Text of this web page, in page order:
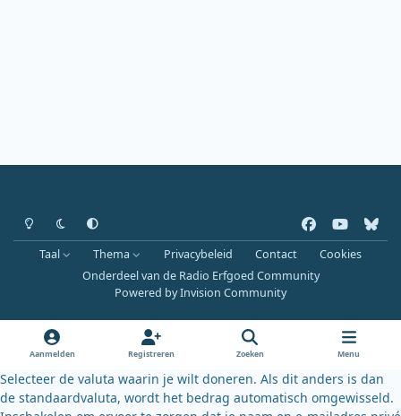
Heldere modus
Donkere modus
Systeemvoorkeur
a
c
e
k
o
u
b
l
u
k
y
Taal Thema Privacybeleid Contact
Cookies
Onderdeel van de Radio Erfgoed Community
Powered byInvision Community
Aanmelden Registreren Zoeken Menu
Selecteer de valuta waarin je wilt doneren. Als dit anders is dan
de standaardvaluta, wordt het bedrag automatisch omgewisseld.